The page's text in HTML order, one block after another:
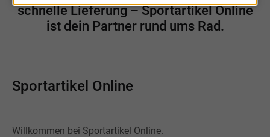
schnelle Lieferung – Sportartikel Online
ist dein Partner rund ums Rad.
Sportartikel Online
Willkommen bei Sportartikel Online.